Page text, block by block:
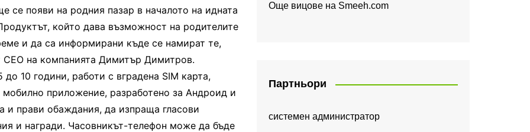
се появи на родния пазар в началото на идната
който дава възможност на родителите
и да са информирани къде се намират те,
на компанията Димитър Димитров.
10 години, работи с вградена SIM карта,
приложение, разработено за Андроид и
и прави обаждания, да изпраща гласови
и награди. Часовникът-телефон може да бъде
Още вицове на Smeeh.com
Партньори
системен администратор